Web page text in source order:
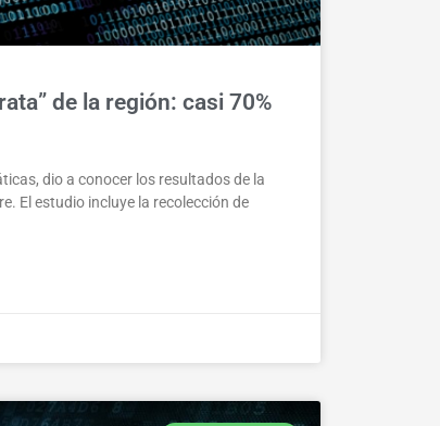
de la región: casi 70%
dio a conocer los resultados de la
El estudio incluye la recolección de